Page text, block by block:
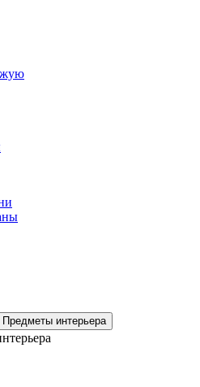
Предметы интерьера